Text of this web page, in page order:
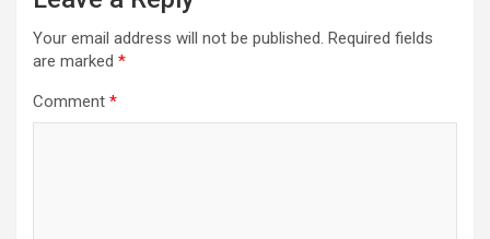
Your email address will not be published. Required fields
are marked *
Comment *